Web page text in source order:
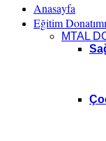
Anasayfa
Eğitim Donatımı
MTAL